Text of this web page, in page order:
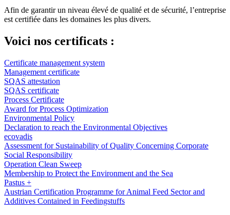
Afin de garantir un niveau élevé de qualité et de sécurité, l’entreprise
est certifiée dans les domaines les plus divers.
Voici nos certificats :
Certificate management system
Management certificate
SQAS attestation
SQAS certificate
Process Certificate
Award for Process Optimization
Environmental Policy
Declaration to reach the Environmental Objectives
ecovadis
Assessment for Sustainability of Quality Concerning Corporate
Social Responsibility
Operation Clean Sweep
Membership to Protect the Environment and the Sea
Pastus +
Austrian Certification Programme for Animal Feed Sector and
Additives Contained in Feedingstuffs